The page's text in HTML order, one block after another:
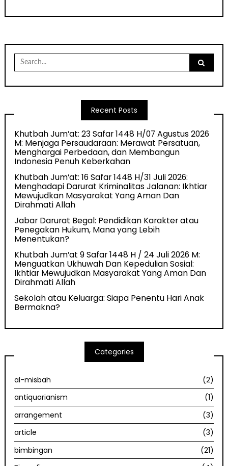
Search
for:
Recent Posts
Khutbah Jum’at: 23 Safar 1448 H/07 Agustus 2026
M: Menjaga Persaudaraan: Merawat Persatuan,
Menghargai Perbedaan, dan Membangun
Indonesia Penuh Keberkahan
Khutbah Jum’at: 16 Safar 1448 H/31 Juli 2026:
Menghadapi Darurat Kriminalitas Jalanan: Ikhtiar
Mewujudkan Masyarakat Yang Aman Dan
Dirahmati Allah
Jabar Darurat Begal: Pendidikan Karakter atau
Penegakan Hukum, Mana yang Lebih
Menentukan?
Khutbah Jum’at 9 Safar 1448 H / 24 Juli 2026 M:
Menguatkan Ukhuwah Dan Kepedulian Sosial:
Ikhtiar Mewujudkan Masyarakat Yang Aman Dan
Dirahmati Allah
Sekolah atau Keluarga: Siapa Penentu Hari Anak
Bermakna?
Categories
al-misbah
(2)
antiquarianism
(1)
arrangement
(3)
article
(3)
bimbingan
(21)